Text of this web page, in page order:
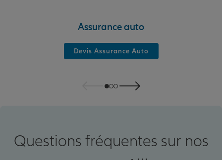
Assurance auto
Devis Assurance Auto
Questions fréquentes sur nos